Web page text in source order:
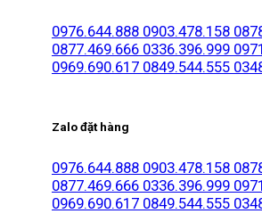
0976.644.888 0903.478.158
0877.469.666 0336.396.999
0969.690.617 0849.544.555
Zalo đặt hàng
0976.644.888 0903.478.158
0877.469.666 0336.396.999
0969.690.617 0849.544.555